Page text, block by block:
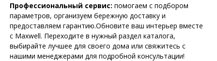
Профессиональный сервис: помогаем с подбором
параметров, организуем бережную доставку и
предоставляем гарантию.Обновите ваш интерьер вместе
с Maxwell. Переходите в нужный раздел каталога,
выбирайте лучшее для своего дома или свяжитесь с
нашими менеджерами для подробной консультации!